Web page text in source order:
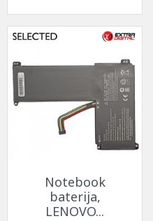
Notebook
baterija,
LENOVO...